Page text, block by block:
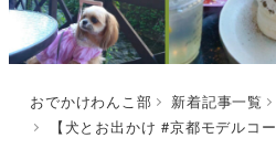
動
おでかけわんこ部 新着記事一覧
【犬とお出かけ #京都モデルコース】愛犬と星野リゾートが運営するホテルにリーズナブルに宿泊＆秋の